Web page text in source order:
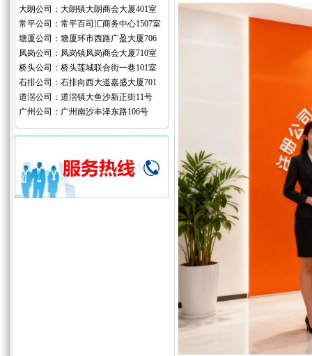
大朗公司：大朗镇大朗商会大厦401室
常平公司：常平百司汇商务中心1507室
塘厦公司：塘厦环市西路广盈大厦706
凤岗公司：凤岗镇凤岗商会大厦710室
桥头公司：桥头莲城联合街一巷101室
石排公司：石排向西大道嘉盛大厦701
道滘公司：道滘镇大鱼沙新正街11号
广州公司：广州南沙丰泽东路106号